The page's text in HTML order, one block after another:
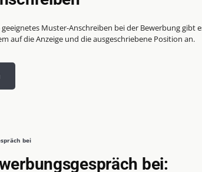
geeignetes Muster-Anschreiben bei der Bewerbung gibt
auf die Anzeige und die ausgeschriebene Position an.
bei
bei: